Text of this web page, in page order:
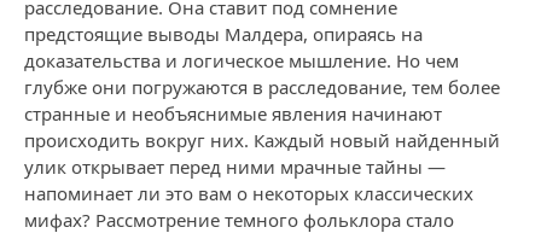
расследование. Она ставит под сомнение
предстоящие выводы Малдера, опираясь на
доказательства и логическое мышление. Но чем
глубже они погружаются в расследование, тем более
странные и необъяснимые явления начинают
происходить вокруг них. Каждый новый найденный
улик открывает перед ними мрачные тайны —
напоминает ли это вам о некоторых классических
мифах? Рассмотрение темного фольклора стало